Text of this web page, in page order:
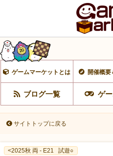
ゲームマーケットとは 開催概要
ブログ一覧 ゲ
サイトトップに戻る
<2025秋 両 - E21 試遊○